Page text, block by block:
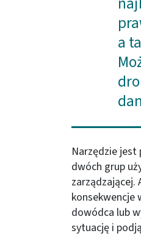
a
Narzędzie jest
dwóch grup
konsekwencje
dowódca lub
sytuację i